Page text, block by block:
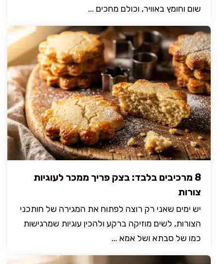
שום וחומץ באוויר, וכולם מחכים ...
8 מרכיבים בלבד: בצק פריך ממכר לעוגיות
צורות
יש ימים שאני רק רוצה לפתוח את המגירה של חותכני
הצורות, לשים מוזיקה ברקע ולהכין עוגיות שמרגישות
כמו של סבתא ושל אמא ...